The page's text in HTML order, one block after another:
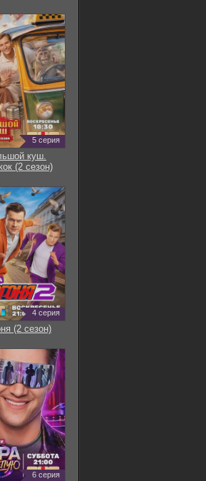
5 серия
куш.
(2 сезон)
4 серия
(2 сезон)
6 серия